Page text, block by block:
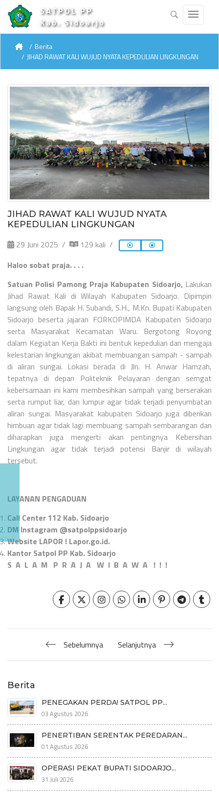
SATPOL PP
Kab. Sidoarjo
Berita
JIHAD RAWAT KALI WUJUD NYATA KEPEDULIAN LINGKUNGAN
JIHAD RAWAT KALI WUJUD NYATA
KEPEDULIAN LINGKUNGAN
29 Juni 2025
129 kali
Haloo sobat praja. . . .
Satuan Polisi Pamong Praja Kabupaten Sidoarjo, Lakukan
Jihad Rawat Kali di Wilayah Kabupaten Sidoarjo. Dipimpin
langsung oleh Bapak H. Subandi, S.H., M.Kn. Bupati Kabupaten
Sidoarjo beserta jajaran FORKOPIMDA Kabupaten Sidoarjo
serta Masyarakat Kecamatan Waru. Bergotong Royong
dalam Kegiatan Kerja Bakti ini bentuk kepedulian dan mengaja
kelestarian lingkungan akibat membuangan sampah - sampah
di aliran sungai. Lokasi berada di Jln. H. Anwar Hamzah,
tepatnya di depan Politeknik Pelayaran dengan semgat
kebersamaan ini kami membesihkan sampah yang berserakan
serta rumput liar, dan lumpur agar tidak terjadi penyumbatan
aliran sungai. Masyarakat kabupaten Sidoarjo juga diberikan
himbuan agar tidak lagi membuang sampah sembarangan dan
diharapkan juga mengerti akan pentingnya Kebersihan
Lingkungan agar tidak terjadi potensi Banjir di wilayah
tersebut.
LAYANAN PENGADUAN
Call Center 112 Kab. Sidoarjo
DM Instagram @satpolppsidoarjo
Website LAPOR ! Lapor.go.id.
Kantor Satpol PP Kab. Sidoarjo
S A L A M P R A J A W I B A W A ! ! !
Sebelumnya Selanjutnya
Berita
PENEGAKAN PERDA! SATPOL PP...
03 Agustus 2026
PENERTIBAN SERENTAK PEREDARAN...
01 Agustus 2026
OPERASI PEKAT BUPATI SIDOARJO...
31 Juli 2026